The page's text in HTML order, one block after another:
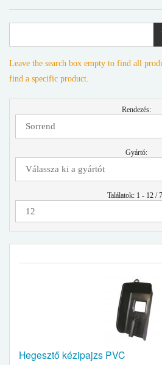
Leave the search box empty to find all
find a specific product.
Rendezés:
Gyártó:
Találatok: 1 - 12 /
Hegesztő kézipajzs PVC